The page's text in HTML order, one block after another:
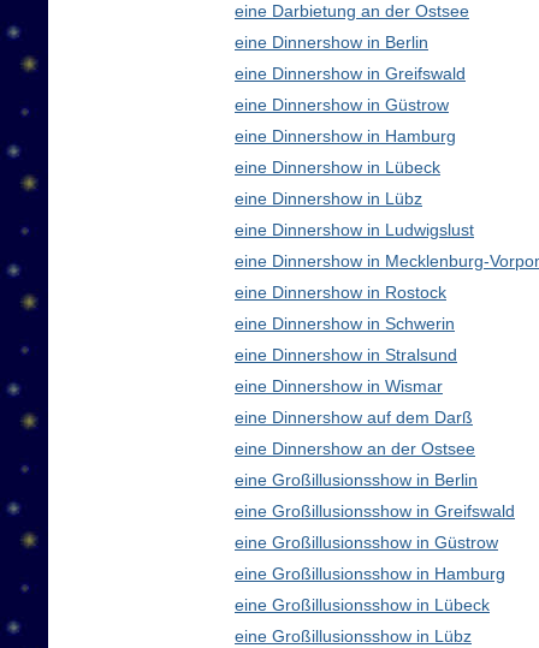
eine Darbietung an der Ostsee
eine Dinnershow in Berlin
eine Dinnershow in Greifswald
eine Dinnershow in Güstrow
eine Dinnershow in Hamburg
eine Dinnershow in Lübeck
eine Dinnershow in Lübz
eine Dinnershow in Ludwigslust
eine Dinnershow in Mecklenburg-
eine Dinnershow in Rostock
eine Dinnershow in Schwerin
eine Dinnershow in Stralsund
eine Dinnershow in Wismar
eine Dinnershow auf dem Darß
eine Dinnershow an der Ostsee
eine Großillusionsshow in Berlin
eine Großillusionsshow in Greifswald
eine Großillusionsshow in Güstrow
eine Großillusionsshow in Hamburg
eine Großillusionsshow in Lübeck
eine Großillusionsshow in Lübz